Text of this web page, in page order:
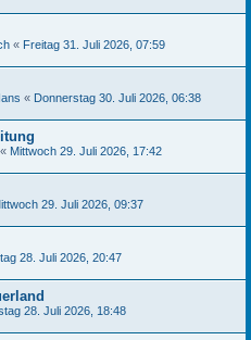
« Freitag 31. Juli 2026, 07:59
« Donnerstag 30. Juli 2026, 06:38
« Mittwoch 29. Juli 2026, 17:42
29. Juli 2026, 09:37
28. Juli 2026, 20:47
28. Juli 2026, 18:48